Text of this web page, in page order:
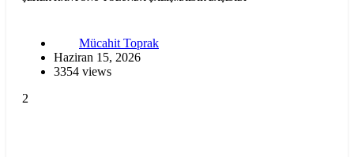
Mücahit Toprak
Haziran 15, 2026
3354 views
2